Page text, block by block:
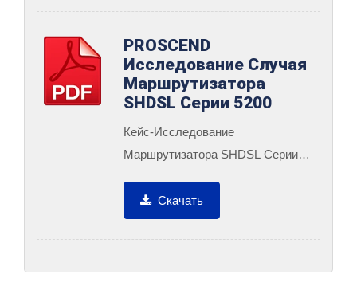
PROSCEND
Исследование Случая
Маршрутизатора
SHDSL Серии 5200
Кейс-Исследование
Маршрутизатора SHDSL Серии
Наблюдения.
Скачать